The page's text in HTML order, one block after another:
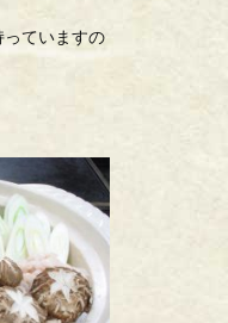
っていますの